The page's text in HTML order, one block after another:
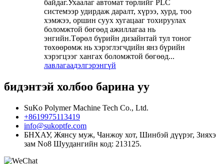
байдаг.Ухаалаг автомат төрлийг PLC
системээр удирдаж даралт, хүрээ, хурд, тоо
хэмжээ, оршин суух хугацааг тохируулах
боломжтой бөгөөд ажиллагаа нь
энгийн.Төрөл бүрийн дизайнтай тул тоног
төхөөрөмж нь хэрэглэгчдийн янз бүрийн
хэрэгцээг хангах боломжтой бөгөөд...
лавлагаадэлгэрэнгүй
бидэнтэй холбоо барина уу
SuKo Polymer Machine Tech Co., Ltd.
+8619975113419
info@sukoptfe.com
БНХАУ, Жянсу муж, Чанжоу хот, Шинбэй дүүрэг, Зияхэ
зам No8 Шуудангийн код: 213125.